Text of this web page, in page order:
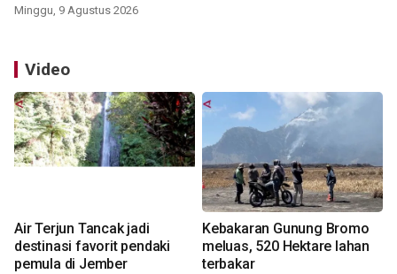
Minggu, 9 Agustus 2026
Video
Air Terjun Tancak jadi
destinasi favorit pendaki
pemula di Jember
Kebakaran Gunung Bromo
meluas, 520 Hektare lahan
terbakar